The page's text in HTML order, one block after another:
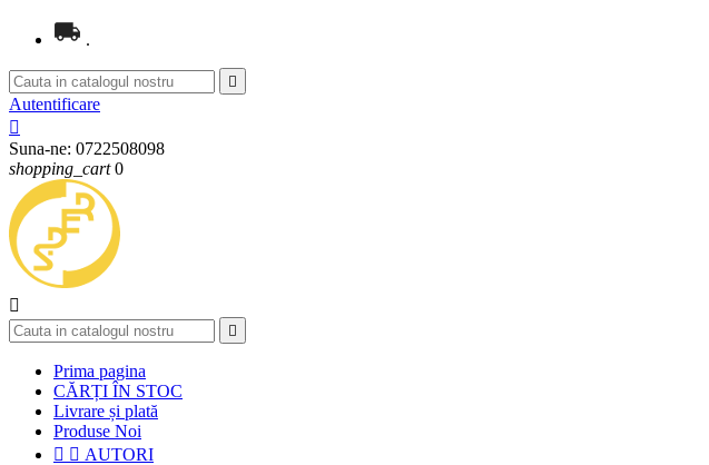
.

Autentificare

Suna-ne: 0722508098
shopping_cart 0


Prima pagina
CĂRȚI ÎN STOC
Livrare și plată
Produse Noi
  AUTORI